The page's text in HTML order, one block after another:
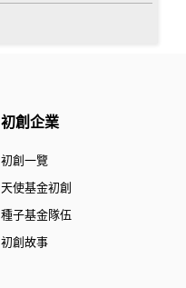
初創企業
初創一覽
天使基金初創
種子基金隊伍
初創故事